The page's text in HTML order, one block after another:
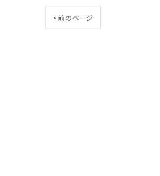
< 前のページ